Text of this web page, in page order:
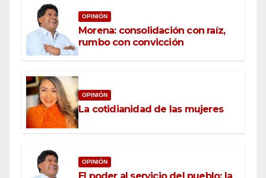
OPINIÓN
Morena: consolidación con raíz,
rumbo con convicción
OPINIÓN
La cotidianidad de las mujeres
OPINIÓN